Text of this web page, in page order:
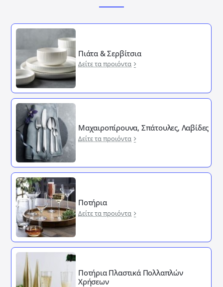
Πιάτα & Σερβίτσια
Δείτε τα προιόντα
Μαχαιροπίρουνα, Σπάτουλες, Λαβίδες
Δείτε τα προιόντα
Ποτήρια
Δείτε τα προιόντα
Ποτήρια Πλαστικά Πολλαπλών
Χρήσεων